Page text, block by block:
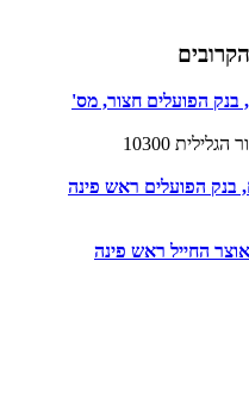
בנק הפועלים חצור, מס'
בנק הפועלים ראש פינה
החייל ראש פינה